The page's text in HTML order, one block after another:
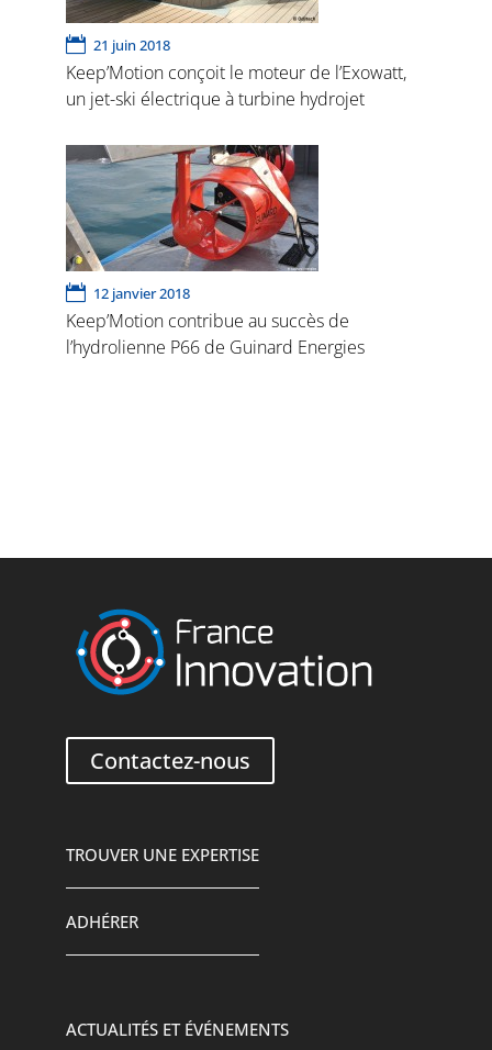
21 juin 2018
Keep’Motion conçoit le moteur de l’Exowatt,
un jet-ski électrique à turbine hydrojet
12 janvier 2018
Keep’Motion contribue au succès de
l’hydrolienne P66 de Guinard Energies
Contactez-nous
TROUVER UNE EXPERTISE
ADHÉRER
ACTUALITÉS ET ÉVÉNEMENTS